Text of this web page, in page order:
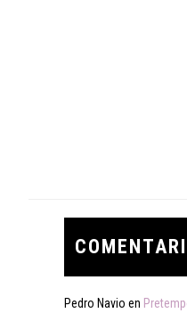
Pedro Navio en